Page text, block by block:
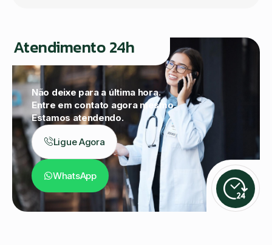
Atendimento 24h
Não deixe para a última hora.
Entre em contato agora mesmo.
Estamos atendendo.
Ligue Agora
WhatsApp